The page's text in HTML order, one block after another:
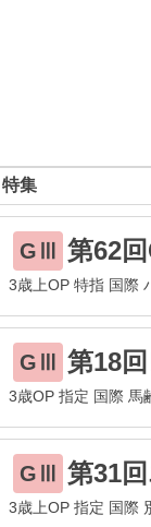
特集
GⅢ 第62
3歳上OP 特指 国際
GⅢ 第18
3歳OP 指定 国際 馬
GⅢ 第31
3歳上OP 指定 国際